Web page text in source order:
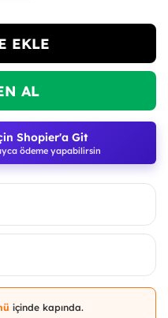
EKLE
AL
Shopier'a Git
ödeme yapabilirsin
içinde kapında.